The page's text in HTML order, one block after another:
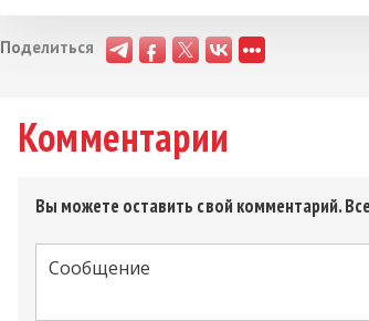
Поделиться
Комментарии
Вы можете оставить свой комментарий.